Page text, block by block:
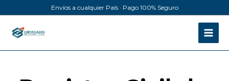
al
contenido
Envíos a cualquier País · Pago 100% Seguro